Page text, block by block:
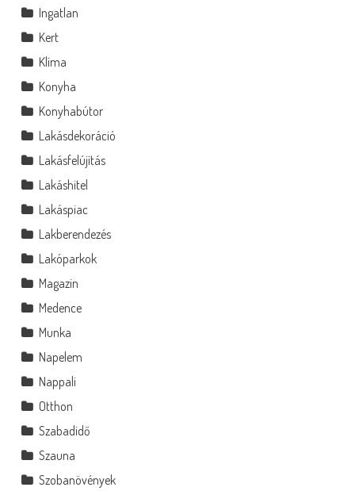
Ingatlan
Kert
Klíma
Konyha
Konyhabútor
Lakásdekoráció
Lakásfelújítás
Lakáshitel
Lakáspiac
Lakberendezés
Lakóparkok
Magazin
Medence
Munka
Napelem
Nappali
Otthon
Szabadidő
Szauna
Szobanövények